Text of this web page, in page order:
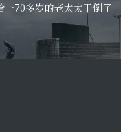
一70多岁的老太太干倒了